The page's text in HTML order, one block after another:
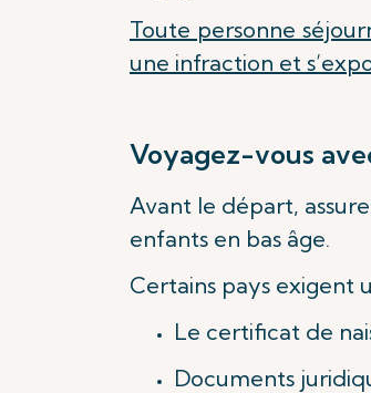
Toute personne
une infraction et
Voyagez-vous
Avant le départ,
enfants en bas âge.
Certains pays exigent
Le certificat de
Documents